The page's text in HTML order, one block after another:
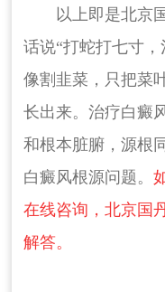
以上即是北京
话说“打蛇打七寸
像割韭菜，只把菜
长出来。治疗白癜
和根本脏腑，源根
白癜风根源问题。
在线咨询，北京国
解答。